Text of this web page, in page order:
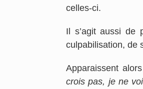
celles-ci.
Il s’agit aussi de
culpabilisation, de
Apparaissent
crois pas, je ne